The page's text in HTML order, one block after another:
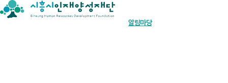
알림마당경영공시